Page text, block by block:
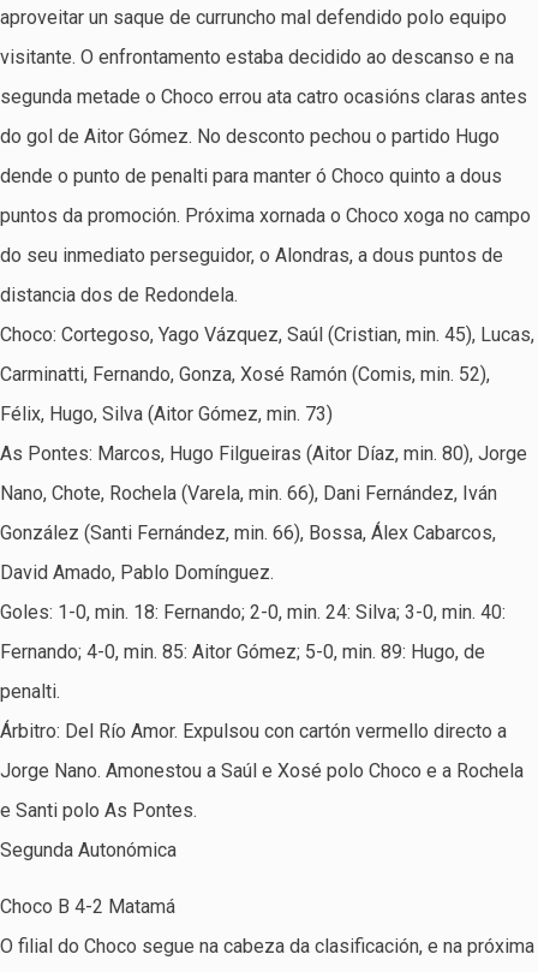
aproveitar un saque de curruncho mal defendido polo equipo
visitante. O enfrontamento estaba decidido ao descanso e na
segunda metade o Choco errou ata catro ocasións claras antes
do gol de Aitor Gómez. No desconto pechou o partido Hugo
dende o punto de penalti para manter ó Choco quinto a dous
puntos da promoción. Próxima xornada o Choco xoga no campo
do seu inmediato perseguidor, o Alondras, a dous puntos de
distancia dos de Redondela.
Choco: Cortegoso, Yago Vázquez, Saúl (Cristian, min. 45), Lucas,
Carminatti, Fernando, Gonza, Xosé Ramón (Comis, min. 52),
Félix, Hugo, Silva (Aitor Gómez, min. 73)
As Pontes: Marcos, Hugo Filgueiras (Aitor Díaz, min. 80), Jorge
Nano, Chote, Rochela (Varela, min. 66), Dani Fernández, Iván
González (Santi Fernández, min. 66), Bossa, Álex Cabarcos,
David Amado, Pablo Domínguez.
Goles: 1-0, min. 18: Fernando; 2-0, min. 24: Silva; 3-0, min. 40:
Fernando; 4-0, min. 85: Aitor Gómez; 5-0, min. 89: Hugo, de
penalti.
Árbitro: Del Río Amor. Expulsou con cartón vermello directo a
Jorge Nano. Amonestou a Saúl e Xosé polo Choco e a Rochela
e Santi polo As Pontes.
Segunda Autonómica
Choco B 4-2 Matamá
O filial do Choco segue na cabeza da clasificación, e na próxima